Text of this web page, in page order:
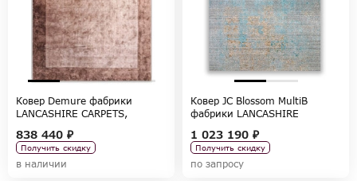
Ковер Demure фабрики
LANCASHIRE CARPETS,
838 440 ₽
Получить скидку
в наличии
Ковер JC Blossom MultiB
фабрики LANCASHIRE
1 023 190 ₽
Получить скидку
по запросу